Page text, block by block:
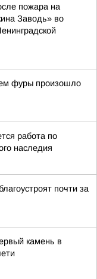
пожара на
Заводь» во
фуры произошло
работа по
наследия
почти за
камень в